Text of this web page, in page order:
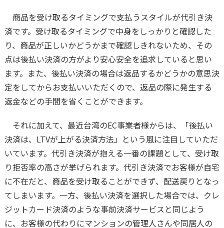
商品を受け取るタイミングで支払うスタイルが代引き決
済です。受け取るタイミングで中身をしっかりと確認した
り、商品が正しいかどうかまで確認しきれないため、その
点は後払い決済の方がより安心安全を追求していると思い
ます。また、後払い決済の場合は返品するかどうかの意思決
定をしてからお支払いいただくので、返品の際に発生する
返金などの手間を省くことができます。
それに加えて、最近台湾のEC事業者様からは、「後払い
決済は、LTVが上がる決済方法」という風に注目していただ
いています。代引き決済が抱える一番の課題として、受け取
り拒否率の高さが挙げられます。代引き決済でお客様が自宅
に不在だと、商品を受け取ることができず、配送戻りとなっ
てしまいます。一方、後払い決済を選択した場合では、クレ
ジットカード決済のような事前決済サービスと同じよう
に、お客様の代わりにマンションの管理人さんや同居人の